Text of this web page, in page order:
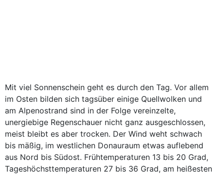
Mit viel Sonnenschein geht es durch den Tag. Vor allem
im Osten bilden sich tagsüber einige Quellwolken und
am Alpenostrand sind in der Folge vereinzelte,
unergiebige Regenschauer nicht ganz ausgeschlossen,
meist bleibt es aber trocken. Der Wind weht schwach
bis mäßig, im westlichen Donauraum etwas auflebend
aus Nord bis Südost. Frühtemperaturen 13 bis 20 Grad,
Tageshöchsttemperaturen 27 bis 36 Grad, am heißesten